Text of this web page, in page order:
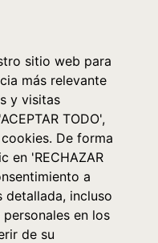
sitio web para
más relevante
y visitas
TODO',
De forma
en 'RECHAZAR
a
detallada, incluso
en los
de su